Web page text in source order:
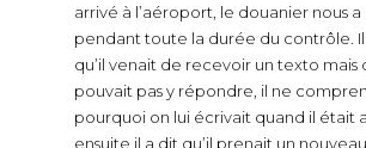
arrivé à l’aéroport, le douanier nous a
pendant toute la durée du contrôle. Il
qu’il venait de recevoir un texto mais
pouvait pas y répondre, il ne
pourquoi on lui écrivait quand il était
ensuite il a dit qu’il prenait un